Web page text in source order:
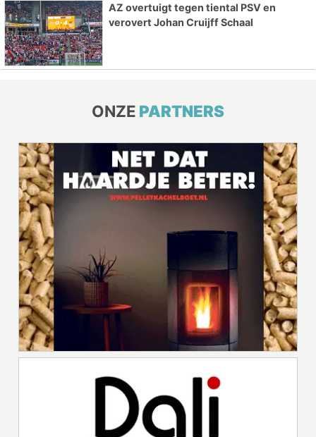
AZ overtuigt tegen tiental PSV en
verovert Johan Cruijff Schaal
ONZE PARTNERS